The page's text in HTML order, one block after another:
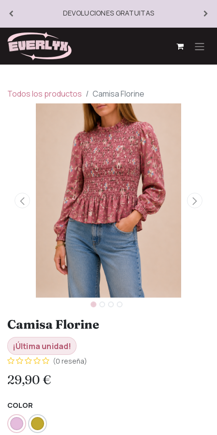
DEVOLUCIONES GRATUITAS
Todos los productos Camisa Florine
Camisa Florine
¡Última unidad!
(0 reseña)
29,90€
COLOR